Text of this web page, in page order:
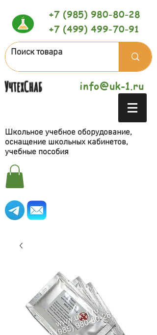
+7 (985) 980-80-28
+7 (499) 499-70-91
УчтехСнаб info@uk-1.ru
Школьное учебное оборудование,
оснащение школьных кабинетов,
учебные пособия